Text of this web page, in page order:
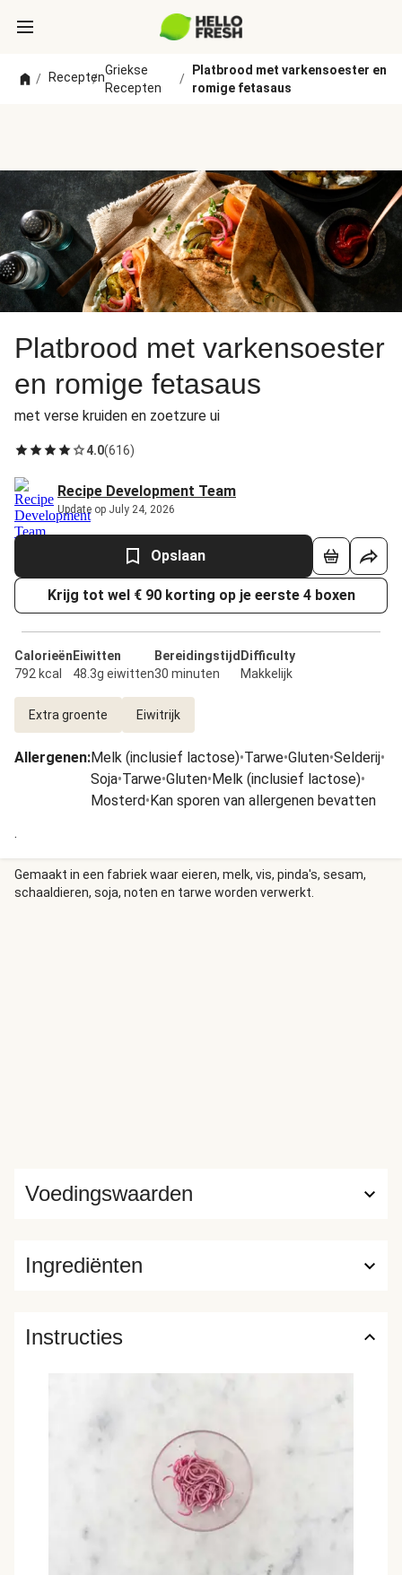
/ Recepten
/
Griekse
Recepten
/
Platbrood met varkensoester en
romige fetasaus
Platbrood met varkensoester
en romige fetasaus
met verse kruiden en zoetzure ui
4.0(616)
Recipe Development Team
Update op July 24, 2026
Opslaan
Krijg tot wel € 90 korting op je eerste 4 boxen
Calorieën
792 kcal
Eiwitten
48.3g eiwitten
Bereidingstijd
30 minuten
Difficulty
Makkelijk
Extra groente Eiwitrijk
Allergenen:Melk (inclusief lactose)•Tarwe•Gluten•Selderij•
Soja•Tarwe•Gluten•Melk (inclusief lactose)•
Mosterd•Kan sporen van allergenen bevatten
.
Gemaakt in een fabriek waar eieren, melk, vis, pinda's, sesam,
schaaldieren, soja, noten en tarwe worden verwerkt.
Ingrediënten
Voedingswaarden
Instructies